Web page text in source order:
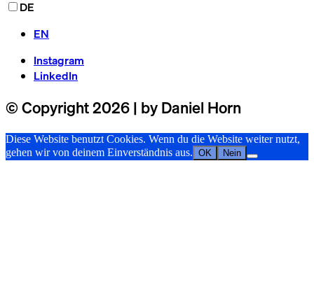
DE
EN
Instagram
LinkedIn
© Copyright 2026 | by Daniel Horn
Diese Website benutzt Cookies. Wenn du die Website weiter nutzt,
gehen wir von deinem Einverständnis aus. OK Nein